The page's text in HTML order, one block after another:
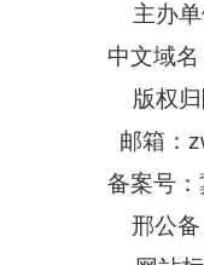
主办
中文域
版权
邮箱：
备案号
邢公